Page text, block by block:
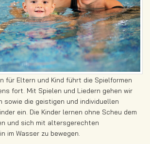
für Eltern und Kind führt die Spielformen
fort. Mit Spielen und Liedern gehen wir
sowie die geistigen und individuellen
ein. Die Kinder lernen ohne Scheu dem
und sich mit altersgerechten
im Wasser zu bewegen.